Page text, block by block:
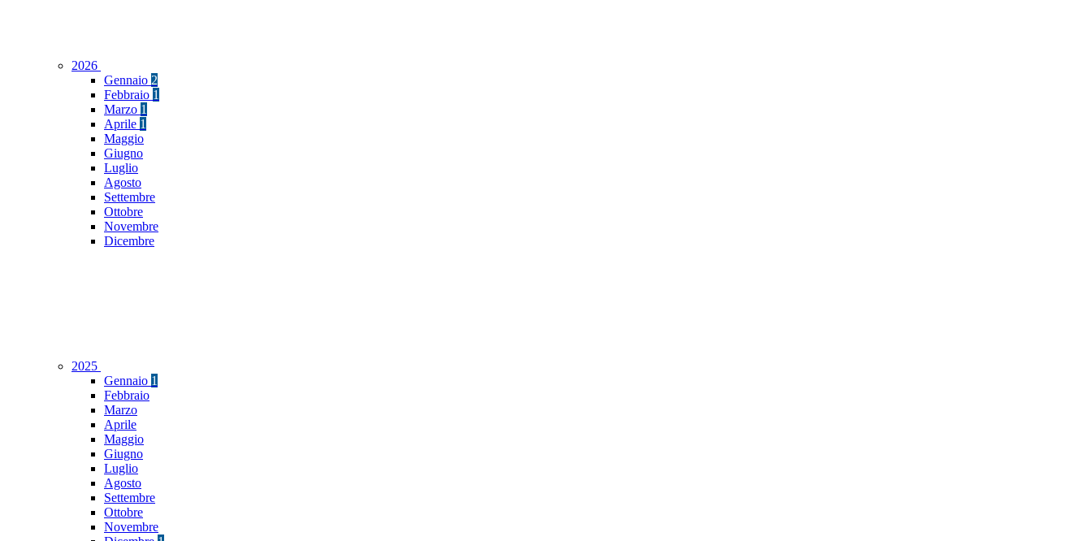
2026
Gennaio 2
Febbraio 1
Marzo 1
Aprile 1
Maggio
Giugno
Luglio
Agosto
Settembre
Ottobre
Novembre
Dicembre
2025
Gennaio 1
Febbraio
Marzo
Aprile
Maggio
Giugno
Luglio
Agosto
Settembre
Ottobre
Novembre